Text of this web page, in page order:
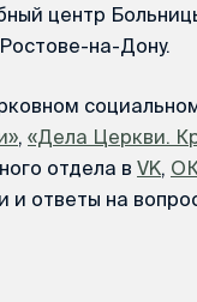
центр
на-Дону.
, «Дела Церкви.
отдела в VK,
ответы на